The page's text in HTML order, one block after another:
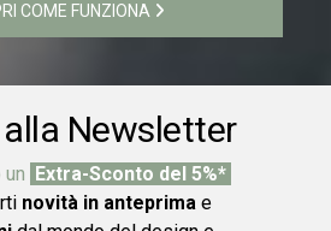
COME FUNZIONA
Newsletter
Extra-Sconto del 5%*
novità in anteprimae